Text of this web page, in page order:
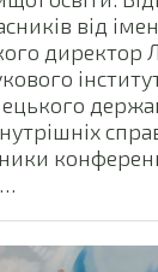
від
директор